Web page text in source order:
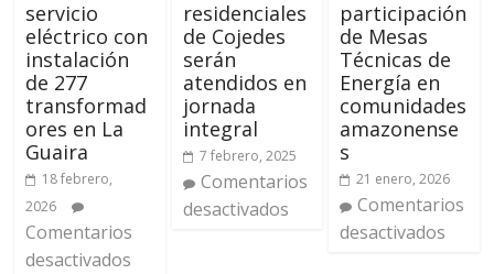
servicio
eléctrico con
instalación
de 277
transformad
ores en La
Guaira
18 febrero,
2026
Comentarios
desactivados
residenciales
de Cojedes
serán
atendidos en
jornada
integral
7 febrero, 2025
Comentarios
desactivados
participación
de Mesas
Técnicas de
Energía en
comunidades
amazonense
s
21 enero, 2026
Comentarios
desactivados